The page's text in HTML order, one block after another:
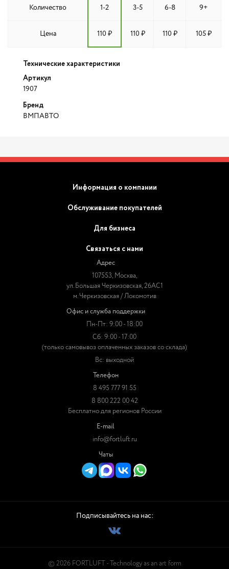
Количество 1-2 3-5 6-8 9+
Цена 110 ₽ 110 ₽ 110 ₽ 105 ₽
Технические характеристики
Артикул
1907
Бренд
ВМПАВТО
Информация о компании
Обслуживание покупателей
Для бизнеса
Связаться с нами
Адрес
107553, Москва,
ул. Большая Черкизовская, 26АС1
м. Черкизовская / Локомотив
Офис и служба поддержки
Пн-Пт: 9:00 - 18:00
Сб: 9:00 - 17:00
(только самовывоз оплаченных заказов со склада)
Вс: выходной
Телефон
8 495 777 91 55
8 800 222 00 42
Бесплатно для регионов России
E-mail
info@fortluft.ru
Чаты
Подписывайтесь на нас:
© 2026 FORTLUFT - Technology as an art form